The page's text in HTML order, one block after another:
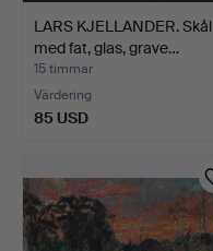
LARS KJELLANDER. Skål
med fat, glas, grave…
15 timmar
Värdering
85 USD